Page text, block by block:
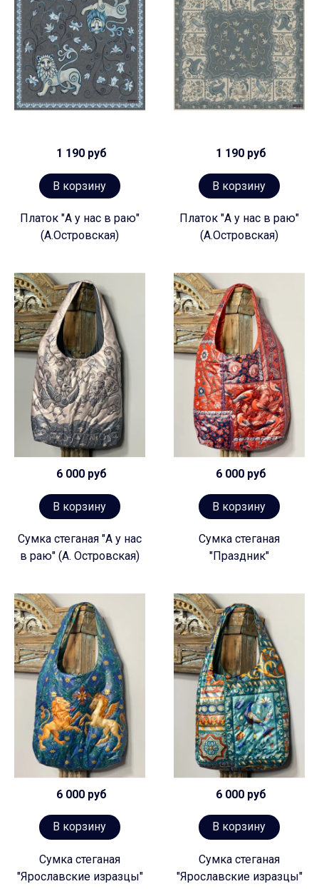
1 190 руб
В корзину
Платок "А у нас в раю"
(А.Островская)
1 190 руб
В корзину
Платок "А у нас в раю"
(А.Островская)
6 000 руб
В корзину
Сумка стеганая "А у нас
в раю" (А. Островская)
6 000 руб
В корзину
Сумка стеганая
"Праздник"
6 000 руб
В корзину
Сумка стеганая
"Ярославские изразцы"
6 000 руб
В корзину
Сумка стеганая
"Ярославские изразцы"